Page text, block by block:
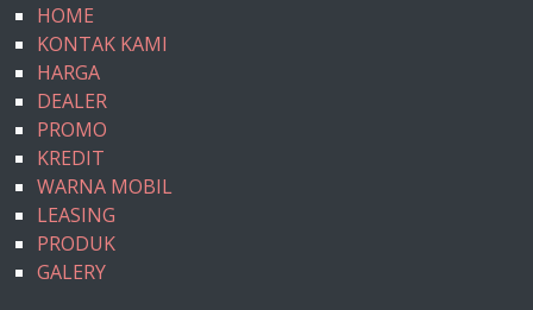
HOME
KONTAK KAMI
HARGA
DEALER
PROMO
KREDIT
WARNA MOBIL
LEASING
PRODUK
GALERY